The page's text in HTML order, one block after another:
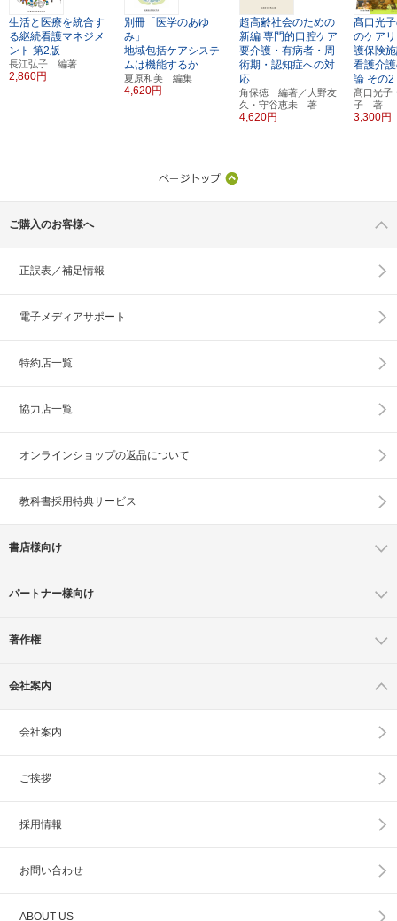
生活と医療を統合す
る継続看護マネジメ
ント 第2版
長江弘子 編著
2,860円
別冊「医学のあゆ
み」
地域包括ケアシステ
ムは機能するか
夏原和美 編集
4,620円
超高齢社会のための
新編 専門的口腔ケア
要介護・有病者・周
術期・認知症への対
応
角保徳 編著／大野友
久・守谷恵未 著
4,620円
髙口光
のケア
護保険
看護介
論 その2
髙口光子
子 著
3,300円
ご購入のお客様へ
正誤表／補足情報
電子メディアサポート
特約店一覧
協力店一覧
オンラインショップの返品について
教科書採用特典サービス
書店様向け
パートナー様向け
著作権
会社案内
会社案内
ご挨拶
採用情報
お問い合わせ
ABOUT US